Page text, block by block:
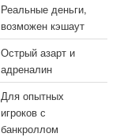
Реальные деньги,
возможен кэшаут
Острый азарт и
адреналин
Для опытных
игроков с
банкроллом